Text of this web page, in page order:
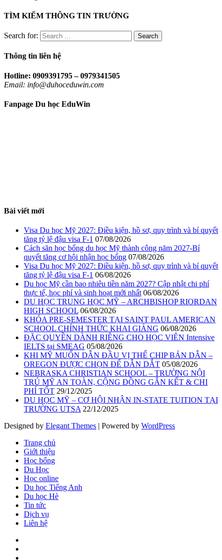
TÌM KIẾM THÔNG TIN TRƯỜNG
Search for:
Thông tin liên hệ
Hotline: 0909391795 – 0979341505
Email: info@duhoceduwin.com
Fanpage Du học EduWin
Bài viết mới
Visa Du học Mỹ 2027: Điều kiện, hồ sơ, quy trình và bí quyết
tăng tỷ lệ đậu visa F-1 07/08/2026
Cách săn học bổng du học Mỹ thành công năm 2027-Bí
quyết tăng cơ hội nhận học bổng 07/08/2026
Visa Du học Mỹ 2027: Điều kiện, hồ sơ, quy trình và bí quyết
tăng tỷ lệ đậu visa F-1 06/08/2026
Du học Mỹ cần bao nhiêu tiền năm 2027? Cập nhật chi phí
thực tế, học phí và sinh hoạt mới nhất 06/08/2026
DU HỌC TRUNG HỌC MỸ – ARCHBISHOP RIORDAN
HIGH SCHOOL 06/08/2026
KHÓA PRE-SEMESTER TẠI SAINT PAUL AMERICAN
SCHOOL CHÍNH THỨC KHAI GIẢNG 06/08/2026
ĐẶC QUYỀN DÀNH RIÊNG CHO HỌC VIÊN Intensive
IELTS tại SMEAG 05/08/2026
KHI MỸ MUỐN DẪN ĐẦU VỊ THẾ CHIP BÁN DẪN –
OREGON ĐƯỢC CHỌN ĐỂ DẪN DẮT 05/08/2026
NEBRASKA CHRISTIAN SCHOOL – TRƯỜNG NỘI
TRÚ MỸ AN TOÀN, CỘNG ĐỒNG GẮN KẾT & CHI
PHÍ TỐT 29/12/2025
DU HỌC MỸ – CƠ HỘI NHẬN IN-STATE TUITION TẠI
TRƯỜNG UTSA 22/12/2025
Designed by Elegant Themes | Powered by WordPress
Trang chủ
Giới thiệu
Học bổng
Du Học
Học online
Du học Tiếng Anh
Du học Hè
Tin tức
Dịch vụ
Liên hệ